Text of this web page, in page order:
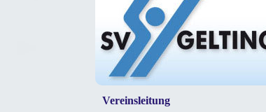
Vereinsleitung